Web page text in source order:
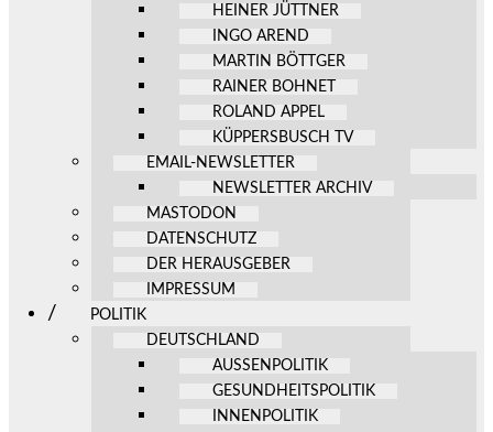
HEINER JÜTTNER
INGO AREND
MARTIN BÖTTGER
RAINER BOHNET
ROLAND APPEL
KÜPPERSBUSCH TV
EMAIL-NEWSLETTER
NEWSLETTER ARCHIV
MASTODON
DATENSCHUTZ
DER HERAUSGEBER
IMPRESSUM
POLITIK
DEUTSCHLAND
AUSSENPOLITIK
GESUNDHEITSPOLITIK
INNENPOLITIK